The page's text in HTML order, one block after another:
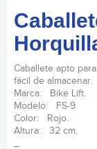
Caballete apto
fácil de almacenar.
Marca: Bike Lift.
Modelo: FS-9
Color: Rojo.
Altura: 32 cm.